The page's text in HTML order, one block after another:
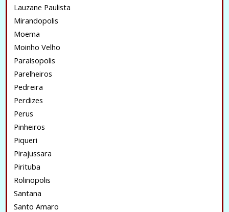
Lauzane Paulista
Mirandopolis
Moema
Moinho Velho
Paraisopolis
Parelheiros
Pedreira
Perdizes
Perus
Pinheiros
Piqueri
Pirajussara
Pirituba
Rolinopolis
Santana
Santo Amaro